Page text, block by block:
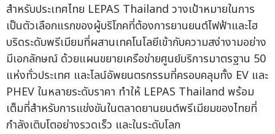
สำหรับประเทศไทย LEPAS Thailand วางเป้าหมายในการ
เป็นตัวเลือกแรกของผู้บริโภคที่ต้องการยานยนต์ไฟฟ้าและไฮ
บริดระดับพรีเมียมที่ผสานเทคโนโลยีเข้ากับความสง่างามอย่าง
มีเอกลักษณ์ ด้วยแผนขยายเครือข่ายศูนย์บริการมาตรฐาน 50
แห่งทั่วประเทศ และไลน์อัพยนตรกรรมที่ครอบคลุมทั้ง EV และ
PHEV ในหลายระดับราคา ทำให้ LEPAS Thailand พร้อม
เต็มที่สำหรับการแข่งขันในตลาดยานยนต์พรีเมียมของไทยที่
กำลังเติบโตอย่างรวดเร็ว และในระดับโลก